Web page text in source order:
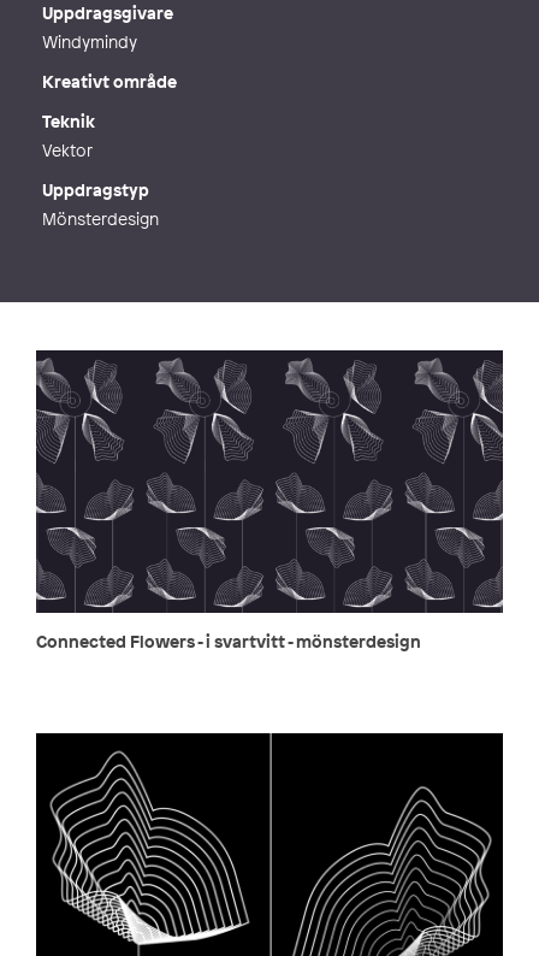
lio/
Uppdragsgivare
Windymindy
Kreativt område
Teknik
Vektor
Uppdragstyp
Mönsterdesign
Connected Flowers - i svartvitt - mönsterdesign